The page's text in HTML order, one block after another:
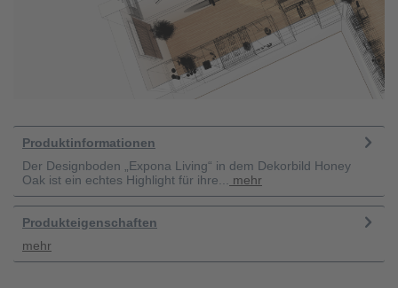
Produktinformationen
Der Designboden „Expona Living“ in dem Dekorbild Honey
Oak ist ein echtes Highlight für ihre...
mehr
Produkteigenschaften
mehr